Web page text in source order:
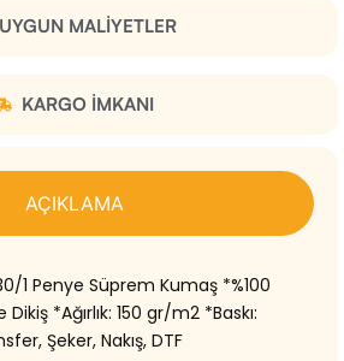
UYGUN MALIYETLER
KARGO IMKANI
AÇIKLAMA
1 Penye Süprem Kumaş *%100
*Ağırlık: 150 gr/m2 *Baskı:
Şeker, Nakış, DTF